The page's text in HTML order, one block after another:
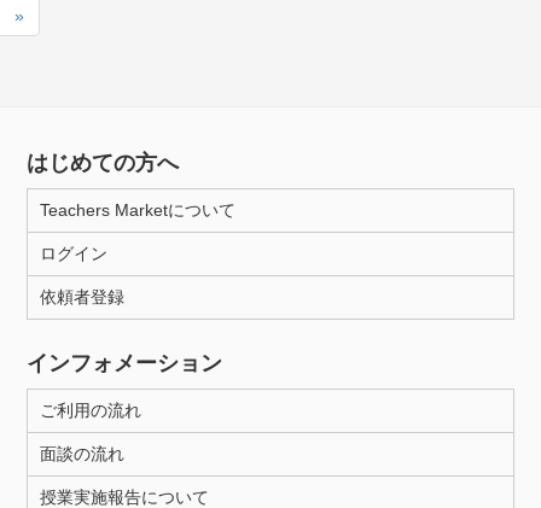
»
はじめての方へ
Teachers Marketについて
ログイン
依頼者登録
インフォメーション
ご利用の流れ
面談の流れ
授業実施報告について